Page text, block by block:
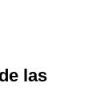
las